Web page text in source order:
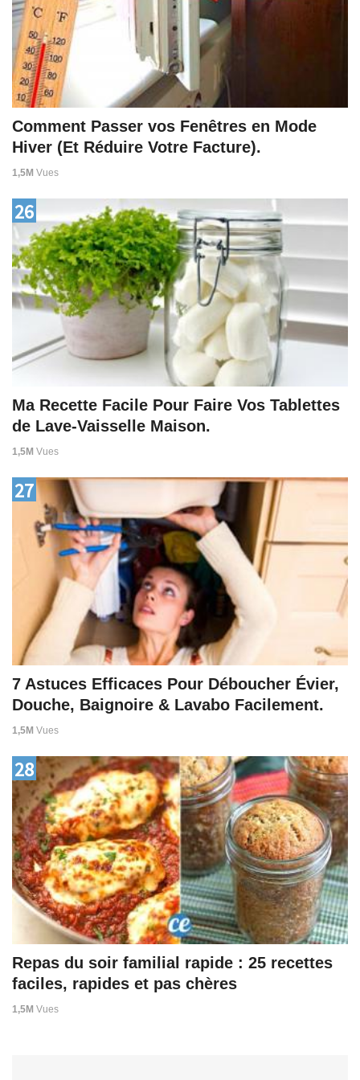
Comment Passer vos Fenêtres en Mode
Hiver (Et Réduire Votre Facture).
1,5M Vues
26
Ma Recette Facile Pour Faire Vos Tablettes
de Lave-Vaisselle Maison.
1,5M Vues
27
7 Astuces Efficaces Pour Déboucher Évier,
Douche, Baignoire & Lavabo Facilement.
1,5M Vues
28
Repas du soir familial rapide : 25 recettes
faciles, rapides et pas chères
1,5M Vues